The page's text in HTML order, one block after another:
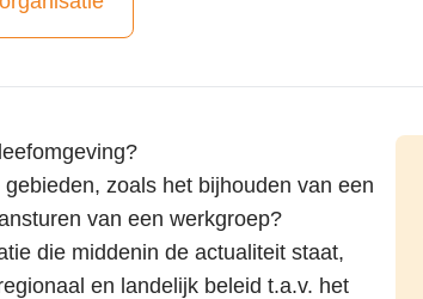
zoals het bijhouden van een
van een werkgroep?
die middenin de actualiteit staat,
en landelijk beleid t.a.v. het